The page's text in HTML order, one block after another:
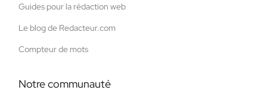
Guides pour la rédaction web
Le blog de Redacteur.com
Compteur de mots
Notre communauté